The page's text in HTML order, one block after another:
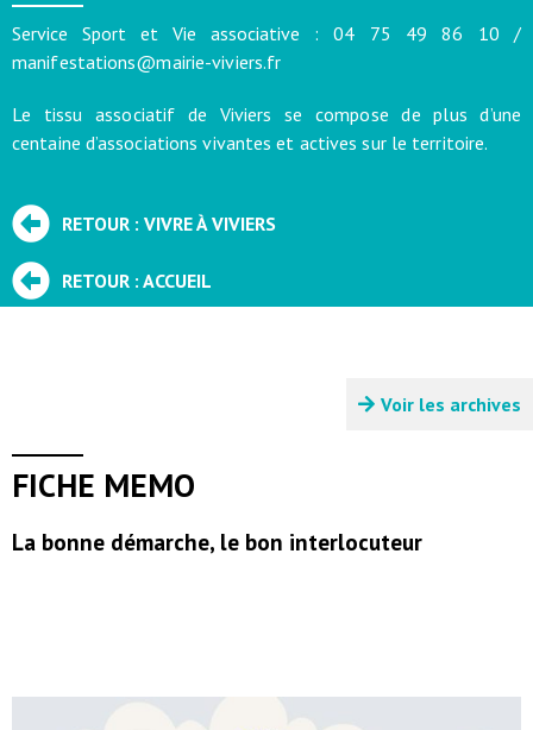
Service Sport et Vie associative :04 75 49 86 10 /
manifestations@mairie-viviers.fr
Le tissu associatif de Viviers se compose de plus d’une
centaine d’associations vivantes et actives sur le territoire.
RETOUR : VIVRE À VIVIERS
RETOUR : ACCUEIL
Voir les archives
FICHE MEMO
La bonne démarche, le bon interlocuteur